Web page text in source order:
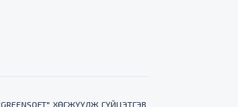
GREENSOFT" ХӨГЖҮҮЛЖ ГҮЙЦЭТГЭВ.